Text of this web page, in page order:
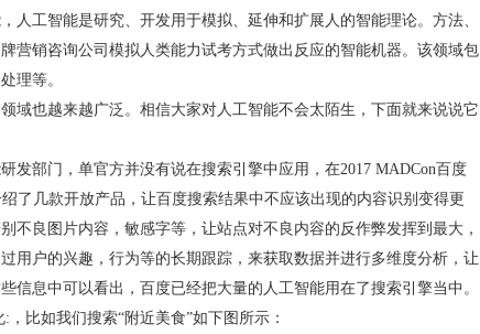
工智能是研究、开发用于模拟、延伸和扩展人的智能理论。方法、
营销咨询公司模拟人类能力试考方式做出反应的智能机器。该领域包
理等。
也越来越广泛。相信大家对人工智能不会太陌生，下面就来说说它
部门，单官方并没有说在搜索引擎中应用，在2017 MADCon百度
了几款开放产品，让百度搜索结果中不应该出现的内容识别变得更
不良图片内容，敏感字等，让站点对不良内容的反作弊发挥到最大，
用户的兴趣，行为等的长期跟踪，来获取数据并进行多维度分析，让
信息中可以看出，百度已经把大量的人工智能用在了搜索引擎当中。
比如我们搜索“附近美食”如下图所示：